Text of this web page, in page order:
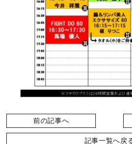
前の記事へ
記事一覧へ戻